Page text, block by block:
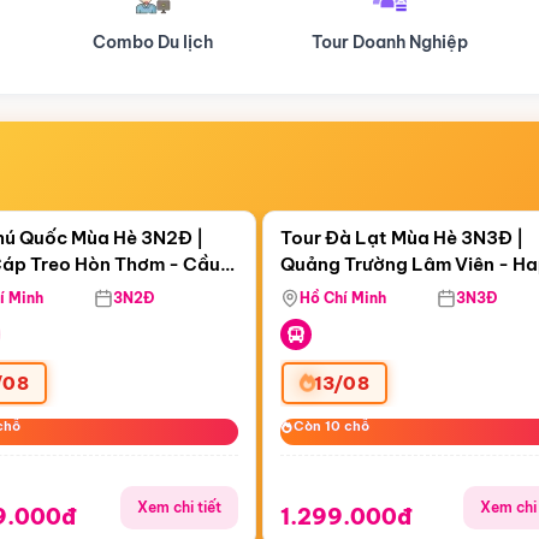
Tour Doanh Nghiệp Du lịch Hành Hương
09:29:54
Treo Hòn Thơm
Quốc Mùa Hè 3N2Đ |
Treo Hòn Thơm - Cầu
Viên Nước Aquatopia
Minh 3N2Đ
Xem chi tiết
Còn06 ngày 09:29:54
Tour Đà Lạt Mùa Hè 3N3Đ |
Quảng Trường Lâm Viên -
Hill - Puppy Farm
Hồ Chí Minh 3N3Đ
13/08
Còn 10 chỗ
Còn 10 chỗ
1.299.000đ Xem